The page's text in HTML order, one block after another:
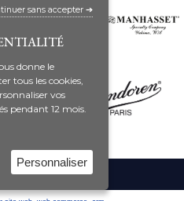
LÉGALES
sans accepter ➔
donne le
tous les cookies,
vos
pendant 12 mois.
Personnaliser